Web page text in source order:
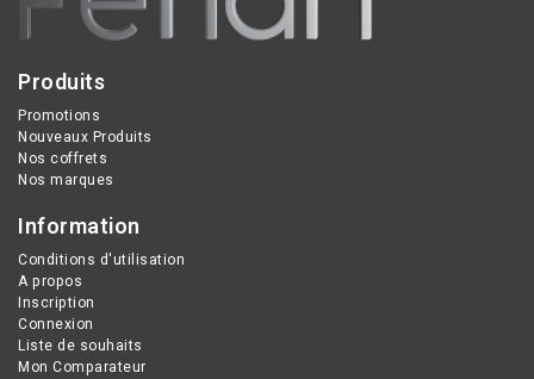
Produits
Promotions
Nouveaux Produits
Nos coffrets
Nos marques
Information
Conditions d'utilisation
A propos
Inscription
Connexion
Liste de souhaits
Mon Comparateur